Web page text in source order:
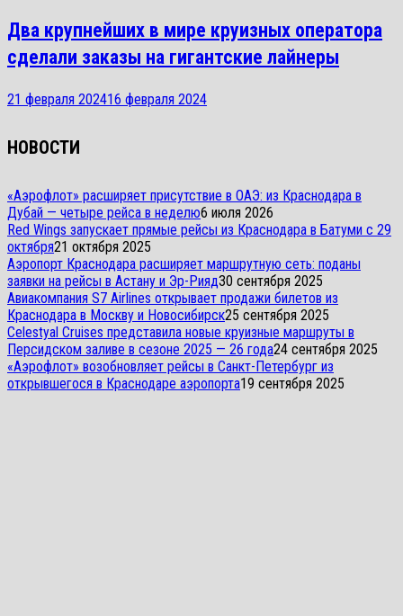
Два крупнейших в мире круизных оператора
сделали заказы на гигантские лайнеры
21 февраля 202416 февраля 2024
НОВОСТИ
«Аэрофлот» расширяет присутствие в ОАЭ: из Краснодара в
Дубай — четыре рейса в неделю6 июля 2026
Red Wings запускает прямые рейсы из Краснодара в Батуми с 29
октября21 октября 2025
Аэропорт Краснодара расширяет маршрутную сеть: поданы
заявки на рейсы в Астану и Эр-Рияд30 сентября 2025
Авиакомпания S7 Airlines открывает продажи билетов из
Краснодара в Москву и Новосибирск25 сентября 2025
Celestyal Cruises представила новые круизные маршруты в
Персидском заливе в сезоне 2025 — 26 года24 сентября 2025
«Аэрофлот» возобновляет рейсы в Санкт-Петербург из
открывшегося в Краснодаре аэропорта19 сентября 2025